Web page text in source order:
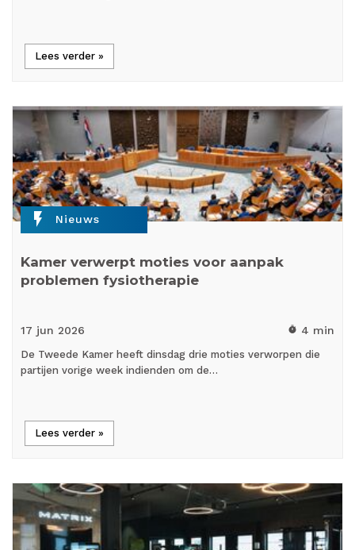
Lees verder »
flash_on Nieuws
Kamer verwerpt moties voor aanpak
problemen fysiotherapie
17 jun 2026 timer 4 min
De Tweede Kamer heeft dinsdag drie moties verworpen die
partijen vorige week indienden om de…
Lees verder »